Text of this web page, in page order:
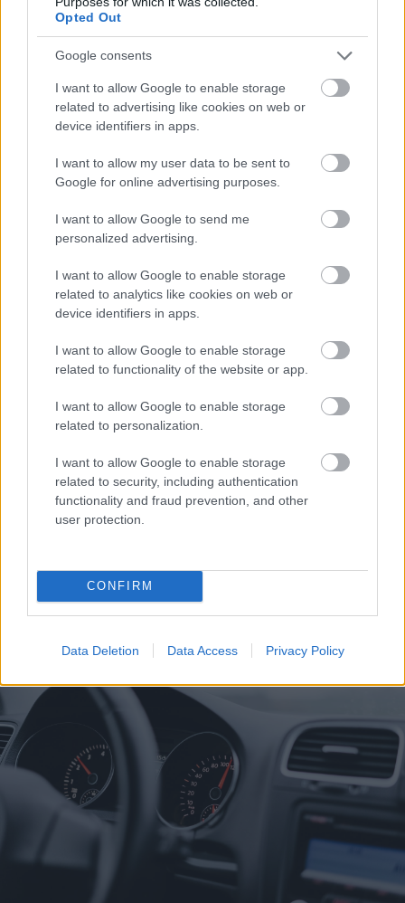
Opted Out
Google consents
I want to allow Google to enable storage
related to advertising like cookies on web or
device identifiers in apps.
I want to allow my user data to be sent to
Google for online advertising purposes.
I want to allow Google to send me
personalized advertising.
I want to allow Google to enable storage
related to analytics like cookies on web or
device identifiers in apps.
I want to allow Google to enable storage
related to functionality of the website or app.
I want to allow Google to enable storage
related to personalization.
I want to allow Google to enable storage
related to security, including authentication
functionality and fraud prevention, and other
user protection.
CONFIRM
Data Deletion Data Access Privacy Policy
Το Minecraft έρχεται στο Nintendo Switch 2 όπως δεν το
έχετε ξαναδεί
22ο Παγκαλαβρυτινό Αντάμωμα στην Κλειτορία